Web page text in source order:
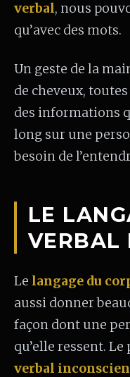
verbal, nous
qu’avec des mots.
Un geste de la
de cheveux,
des informations
long sur une
besoin de
LE
VERBAL
Le langage du
aussi donner
façon dont une
qu’elle ressent. Le
verbal